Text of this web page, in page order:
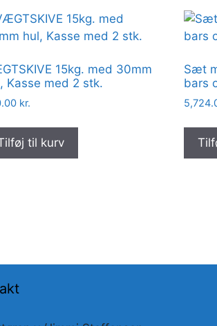
15kg. med 30mm
Kasse med 2 stk.
kr.
til kurv
Sæt
bars